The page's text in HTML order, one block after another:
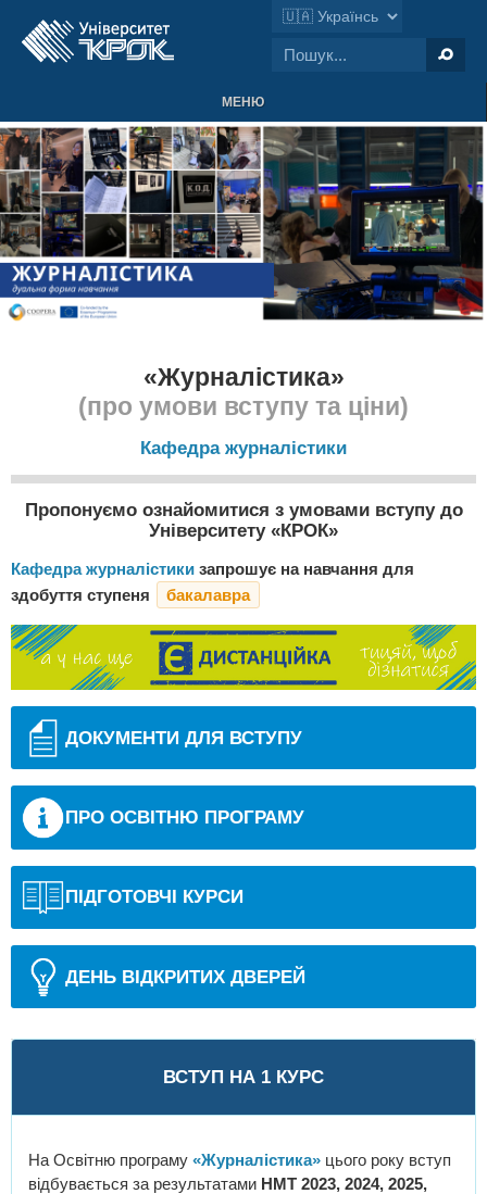
МЕНЮ
«Журналістика»
(про умови вступу та ціни)
Кафедра журналістики
Пропонуємо ознайомитися з умовами вступу до
Університету «КРОК»
Кафедра журналістики запрошує на навчання для
здобуття ступеня бакалавра
ДОКУМЕНТИ ДЛЯ ВСТУПУ
ПРО ОСВІТНЮ ПРОГРАМУ
ПІДГОТОВЧІ КУРСИ
ДЕНЬ ВІДКРИТИХ ДВЕРЕЙ
ВСТУП НА 1 КУРС
На Освітню програму «Журналістика» цього року вступ
відбувається за результатами НМТ 2023, 2024, 2025,